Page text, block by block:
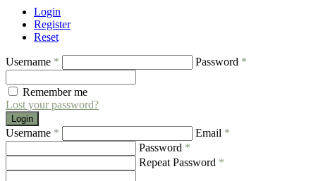
Login
Register
Reset
Username * Password *
Remember me
Lost your password?
Login
Username * Email *
Password *
Repeat Password *